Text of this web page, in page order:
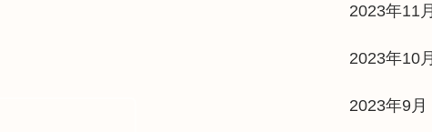
2023年11月
2023年10月
2023年9月